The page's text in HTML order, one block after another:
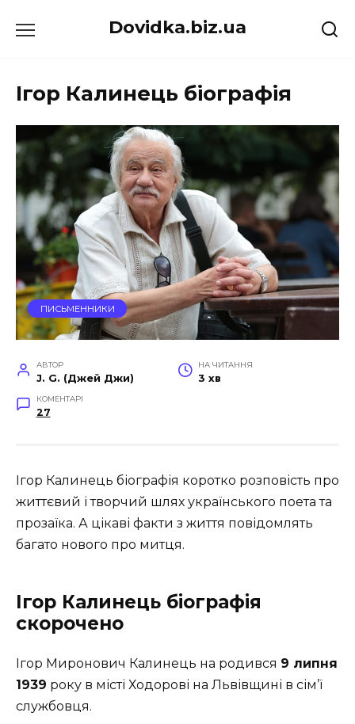
до
Dovidka.biz.ua
Ігор Калинець біографія
ПИСЬМЕННИКИ
АВТОР
J. G. (Джей Джи)
НА ЧИТАННЯ
3 хв
КОМЕНТАРІ
27
Ігор Калинець біографія коротко розповість про
життєвий і творчий шлях українського поета та
прозаїка. А цікаві факти з життя повідомлять
багато нового про митця.
Ігор Калинець біографія
скорочено
Ігор Миронович Калинець на­ родився 9 липня
1939 року в місті Ходорові на Львівщині в сім’ї
служ­бовця.